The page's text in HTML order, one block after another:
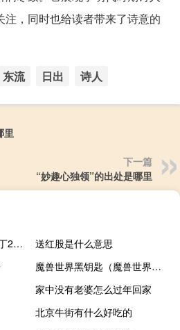
注，同时也给读者带来了诗意的
东流 日出 诗人
里
下一篇
“妙趣心独领”的出处是哪里
实况足球2013最新转会补丁2020
送红股是什么意思
魔兽世界黑钥匙（魔兽世界黑铁酒吧钥匙）
家中没有老婆怎么过年回家
北京牛街有什么好吃的